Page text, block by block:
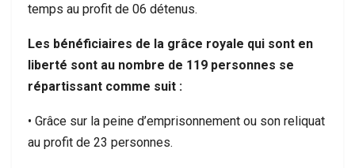
temps au profit de 06 détenus.
Les bénéficiaires de la grâce royale qui sont en
liberté sont au nombre de 119 personnes se
répartissant comme suit :
• Grâce sur la peine d’emprisonnement ou son reliquat
au profit de 23 personnes.